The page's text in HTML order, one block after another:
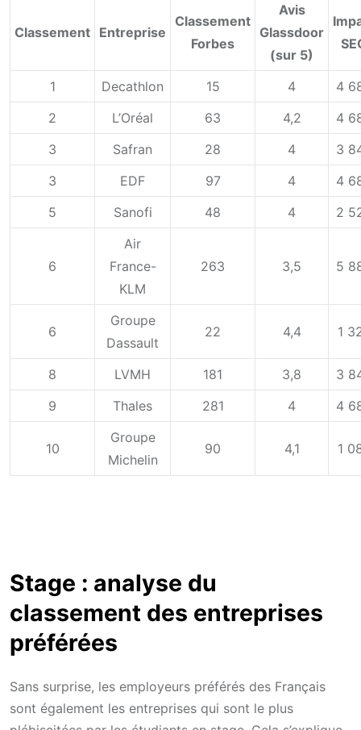
Classement Entreprise
Classement
Forbes
Avis
Glassdoor
(sur 5)
1 Decathlon 15 4
4
2
L’Oréal 63 4,2
4
3
Safran 28 4
3
3
EDF 97 4
4
5
Sanofi 48 4 2
6
Air
France-
KLM
263 3,5 5
6
Groupe
Dassault
22 4,4 1
8 LVMH 181 3,8
3
9
Thales 281 4 4
10
Groupe
Michelin
90 4,1 1
Stage : analyse du
classement des entreprises
préférées
Sans surprise, les employeurs préférés des Français
sont également les entreprises qui sont le plus